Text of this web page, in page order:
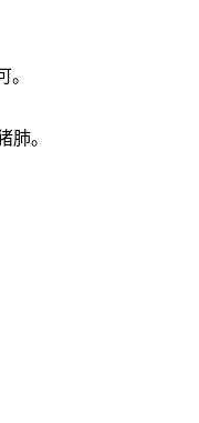
。
要点：猪肺‮买要不‬鲜红色的，鲜红‮的色‬是充‮血了‬，炖出‮会来‬发黑，最好‮颜择选‬色稍淡‮猪的‬肺。